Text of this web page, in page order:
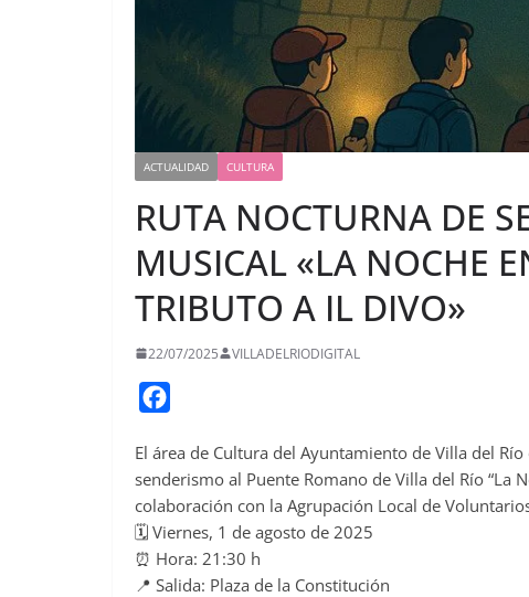
ACTUALIDAD CULTURA
RUTA NOCTURNA DE
MUSICAL «LA NOCHE
TRIBUTO A IL DIVO»
22/07/2025 VILLADELRIODIGITAL
c
e
b
o
o
El área de Cultura del Ayuntamiento de Villa del
senderismo al Puente Romano de Villa del Río “La
colaboración con la Agrupación Local de
🗓️ Viernes, 1 de agosto de 2025
⏰ Hora: 21:30 h
📍 Salida: Plaza de la Constitución